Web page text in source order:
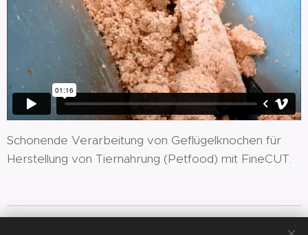
Schonende Verarbeitung von Geflügelknochen für
Herstellung von Tiernahrung (Petfood) mit FineCUT.
Kilia - Medium s.r.o, Ku Surdoku 25, Prešov, 080 01, +421 915